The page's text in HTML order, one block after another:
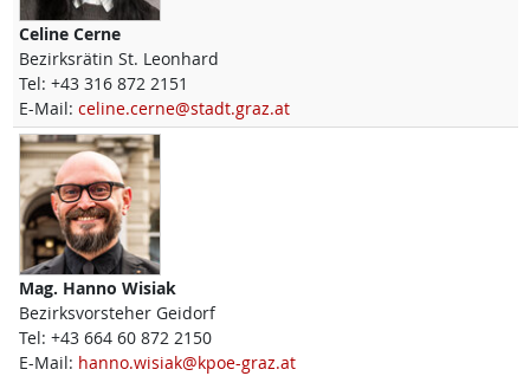
Celine Cerne
Bezirksrätin St. Leonhard
Tel: +43 316 872 2151
E-Mail: celine.cerne@stadt.graz.at
Mag. Hanno Wisiak
Bezirksvorsteher Geidorf
Tel: +43 664 60 872 2150
E-Mail: hanno.wisiak@kpoe-graz.at